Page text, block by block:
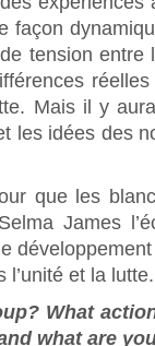
façon
tension entre
Mais il y
les idées des
que les
James
l’unité et la lutte.
What
what are